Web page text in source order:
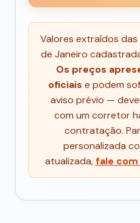
Valores extraídos das
de Janeiro
Os preços
oficiais e podem
aviso prévio —
com um corretor
contratação.
personalizada
atualizada,fale